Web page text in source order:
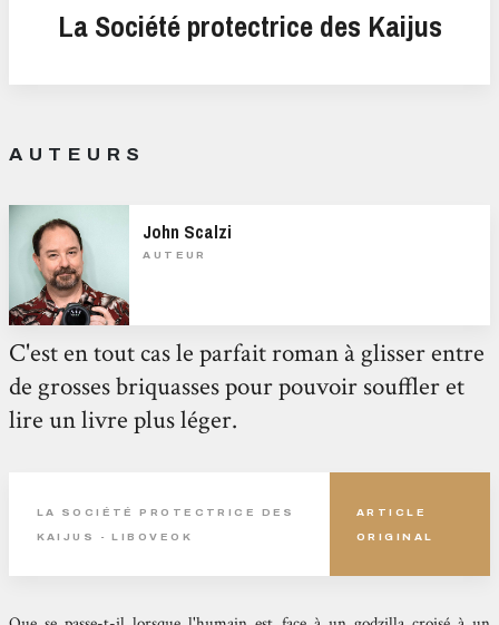
La Société protectrice des Kaijus
AUTEURS
John Scalzi
AUTEUR
C'est en tout cas le parfait roman à glisser entre
de grosses briquasses pour pouvoir souffler et
lire un livre plus léger.
LA SOCIÉTÉ PROTECTRICE DES
KAIJUS - LIBOVEOK
ARTICLE
ORIGINAL